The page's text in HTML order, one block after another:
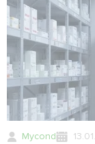
Mycond